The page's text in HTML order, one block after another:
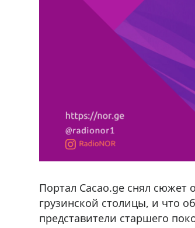
Портал Cacao.ge снял сюжет
грузинской столицы, и что
представители старшего